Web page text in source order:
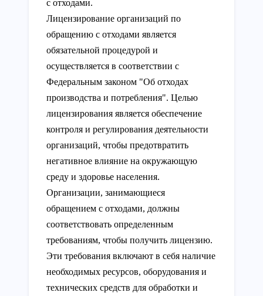
с отходами.
Лицензирование организаций по
обращению с отходами является
обязательной процедурой и
осуществляется в соответствии с
Федеральным законом "Об отходах
производства и потребления". Целью
лицензирования является обеспечение
контроля и регулирования деятельности
организаций, чтобы предотвратить
негативное влияние на окружающую
среду и здоровье населения.
Организации, занимающиеся
обращением с отходами, должны
соответствовать определенным
требованиям, чтобы получить лицензию.
Эти требования включают в себя наличие
необходимых ресурсов, оборудования и
технических средств для обработки и